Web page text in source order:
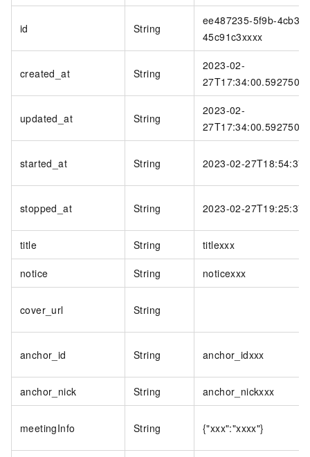
id String
ee487235-5f9b-4cb3-
45c91c3xxxx
created_at String
2023-02-
updated_at String
2023-02-
started_at String 2023-02-
stopped_at String 2023-02-
title String titlexxx
notice String noticexxx
cover_url String
anchor_id String anchor_idxxx
anchor_nick String anchor_nickxxx
meetingInfo String {"xxx":"xxxx"}